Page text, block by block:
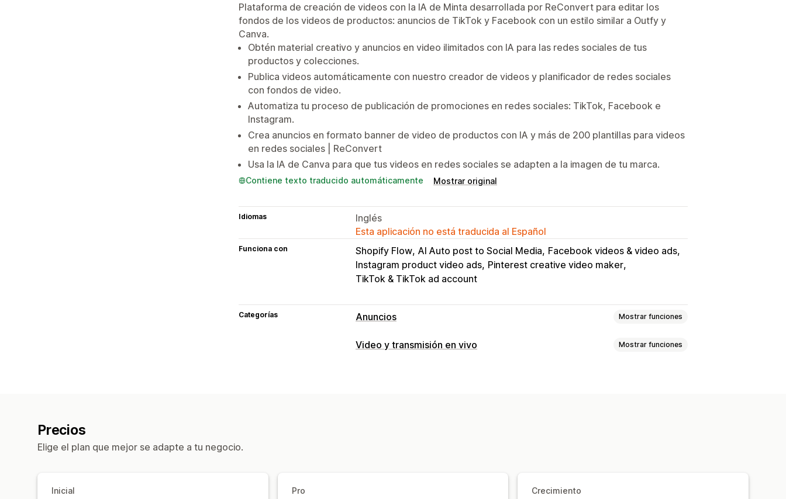
Plataforma de creación de videos con la IA de Minta desarrollada por ReConvert para editar los
fondos de los videos de productos: anuncios de TikTok y Facebook con un estilo similar a Outfy y
Canva.
Obtén material creativo y anuncios en video ilimitados con IA para las redes sociales de tus
productos y colecciones.
Publica videos automáticamente con nuestro creador de videos y planificador de redes sociales
con fondos de video.
Automatiza tu proceso de publicación de promociones en redes sociales: TikTok, Facebook e
Instagram.
Crea anuncios en formato banner de video de productos con IA y más de 200 plantillas para videos
en redes sociales | ReConvert
Usa la IA de Canva para que tus videos en redes sociales se adapten a la imagen de tu marca.
Contiene texto traducido automáticamente Mostrar original
Idiomas
Inglés
Esta aplicación no está traducida al Español
Funciona con Shopify Flow AI Auto post to Social Media Facebook videos & video ads
Instagram product video ads Pinterest creative video maker
TikTok & TikTok ad account
Categorías Anuncios Mostrar funciones
Segmentación
Video y transmisión en vivo Mostrar funciones
Precios
Elige el plan que mejor se adapte a tu negocio.
Inicial Pro Crecimiento